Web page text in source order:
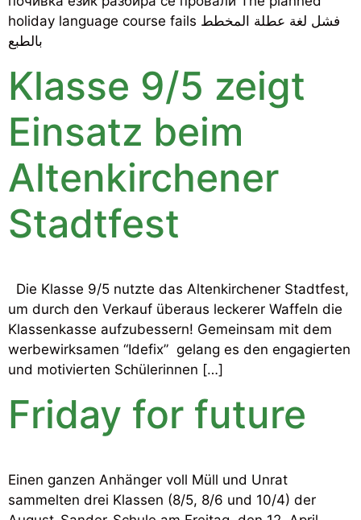
holiday language course fails فشل لغة عطلة المخطط
بالطبع
Klasse 9/5 zeigt
Einsatz beim
Altenkirchener
Stadtfest
Die Klasse 9/5 nutzte das Altenkirchener Stadtfest,
um durch den Verkauf überaus leckerer Waffeln die
Klassenkasse aufzubessern! Gemeinsam mit dem
werbewirksamen “Idefix” gelang es den engagierten
und motivierten Schülerinnen […]
Friday for future
Einen ganzen Anhänger voll Müll und Unrat
sammelten drei Klassen (8/5, 8/6 und 10/4) der